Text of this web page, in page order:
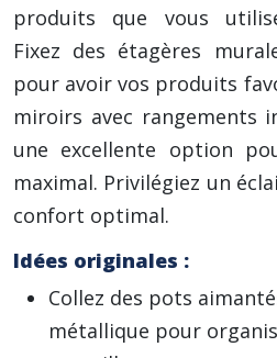
produits que vous
Fixez des étagères
pour avoir vos produits
miroirs avec rangements
une excellente option
maximal. Privilégiez un
confort optimal.
Idées originales :
Collez des pots
métallique pour